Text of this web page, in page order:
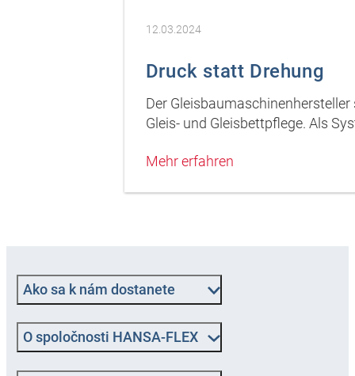
12.03.2024
Druck statt Drehung
Der
Gleis- und Gleisbettpflege. Als
Mehr erfahren
Ako sa k nám dostanete
O spoločnosti HANSA-FLEX